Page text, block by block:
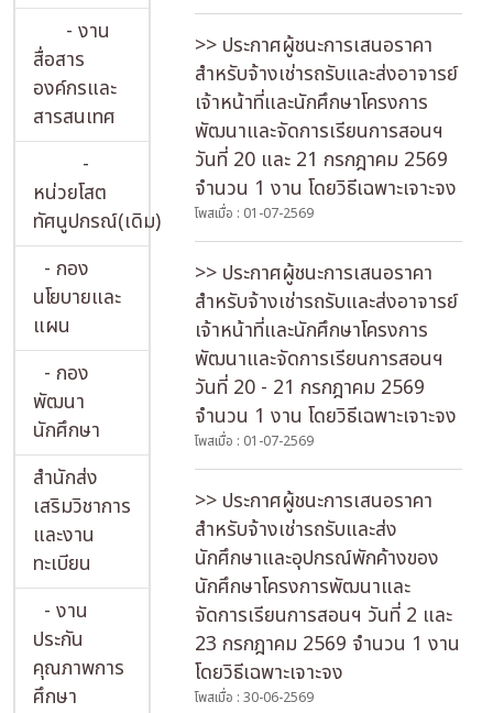
- งาน
สื่อสาร
องค์กรและ
สารสนเทศ
-
หน่วยโสต
ทัศนูปกรณ์(เดิม)
- กอง
นโยบายและ
แผน
- กอง
พัฒนา
นักศึกษา
สำนักส่ง
เสริมวิชาการ
และงาน
ทะเบียน
- งาน
ประกัน
คุณภาพการ
ศึกษา
>> ประกาศผู้ชนะการเสนอราคา
สำหรับจ้างเช่ารถรับและส่งอาจารย์
เจ้าหน้าที่และนักศึกษาโครงการ
พัฒนาและจัดการเรียนการสอนฯ
วันที่ 20 และ 21 กรกฎาคม 2569
จำนวน 1 งาน โดยวิธีเฉพาะเจาะจง
โพสเมื่อ : 01-07-2569
>> ประกาศผู้ชนะการเสนอราคา
สำหรับจ้างเช่ารถรับและส่งอาจารย์
เจ้าหน้าที่และนักศึกษาโครงการ
พัฒนาและจัดการเรียนการสอนฯ
วันที่ 20 - 21 กรกฎาคม 2569
จำนวน 1 งาน โดยวิธีเฉพาะเจาะจง
โพสเมื่อ : 01-07-2569
>> ประกาศผู้ชนะการเสนอราคา
สำหรับจ้างเช่ารถรับและส่ง
นักศึกษาและอุปกรณ์พักค้างของ
นักศึกษาโครงการพัฒนาและ
จัดการเรียนการสอนฯ วันที่ 2 และ
23 กรกฎาคม 2569 จำนวน 1 งาน
โดยวิธีเฉพาะเจาะจง
โพสเมื่อ : 30-06-2569